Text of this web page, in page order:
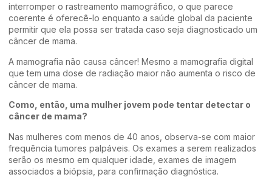
interromper o rastreamento mamográfico, o que parece
coerente é oferecê-lo enquanto a saúde global da paciente
permitir que ela possa ser tratada caso seja diagnosticado um
câncer de mama.
A mamografia não causa câncer! Mesmo a mamografia digital
que tem uma dose de radiação maior não aumenta o risco de
câncer de mama.
Como, então, uma mulher jovem pode tentar detectar o
câncer de mama?
Nas mulheres com menos de 40 anos, observa-se com maior
frequência tumores palpáveis. Os exames a serem realizados
serão os mesmo em qualquer idade, exames de imagem
associados a biópsia, para confirmação diagnóstica.